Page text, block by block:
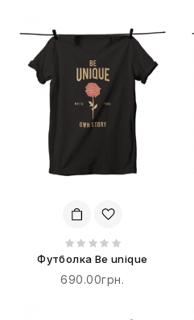
Футболка Be unique
690.00грн.